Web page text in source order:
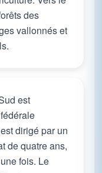
des
vallonnés et
est
dirigé par un
de quatre ans,
fois. Le